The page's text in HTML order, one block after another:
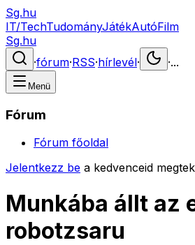
Sg.hu
IT/TechTudományJátékAutóFilm
Sg.hu
·fórum·RSS·hírlevél· ·...
Menü
Fórum
Fórum főoldal
Jelentkezz be a kedvenceid
Munkába állt az
robotzsaru